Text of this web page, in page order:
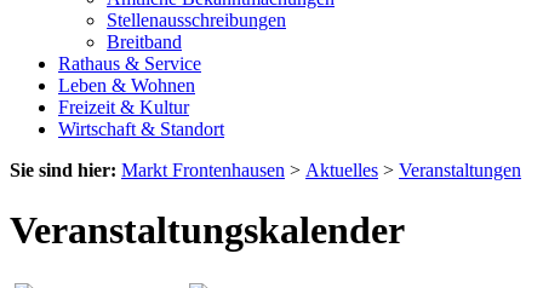
Stellenausschreibungen
Breitband
Rathaus & Service
Leben & Wohnen
Freizeit & Kultur
Wirtschaft & Standort
Sie sind hier: Markt Frontenhausen > Aktuelles > Veranstaltungen
Veranstaltungskalender